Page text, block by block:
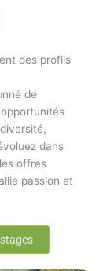
des profils
de
dans
offres
passion et